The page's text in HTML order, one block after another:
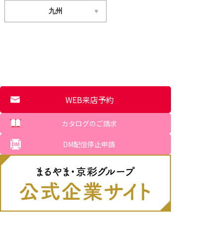
九州
WEB来店予約
カタログのご請求
DM配信停止申請